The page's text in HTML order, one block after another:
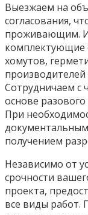
Выезжаем на
согласования,
проживающим.
комплектующие
хомутов,
производителей
Сотрудничаем с
основе
При
получением
Независимо от
срочности
проекта,
все виды работ.